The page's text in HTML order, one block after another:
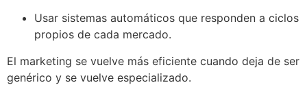
Usar sistemas automáticos que responden a ciclos
propios de cada mercado.
El marketing se vuelve más eficiente cuando deja de ser
genérico y se vuelve especializado.